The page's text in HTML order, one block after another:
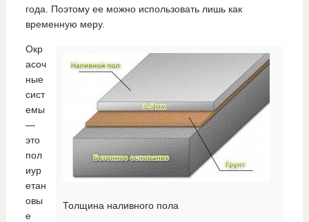
года. Поэтому ее можно использовать лишь как
временную меру.
Толщина наливного пола
Окр
асоч
ные
сист
емы
—
это
пол
иур
етан
овы
е